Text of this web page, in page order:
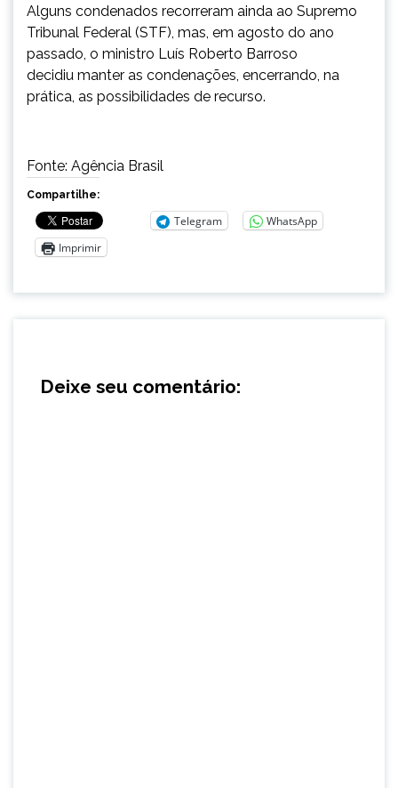
Alguns condenados recorreram ainda ao Supremo
Tribunal Federal (STF), mas, em agosto do ano
passado, o ministro Luís Roberto Barroso
decidiu manter as condenações, encerrando, na
prática, as possibilidades de recurso.
Fonte: Agência Brasil
Compartilhe:
Telegram
WhatsApp
Imprimir
Deixe seu comentário: